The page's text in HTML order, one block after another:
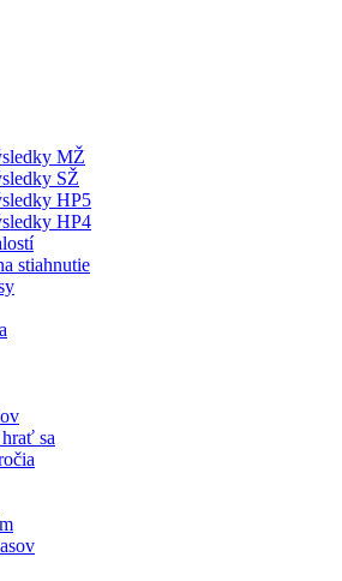
MŽ
SŽ
HP5
HP4
stiahnutie
sa